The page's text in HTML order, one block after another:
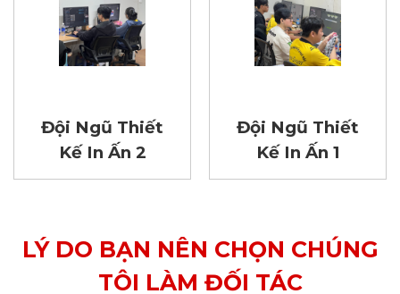
Đội Ngũ Thiết
Kế In Ấn 2
Đội Ngũ Thiết
Kế In Ấn 1
LÝ DO BẠN NÊN CHỌN CHÚNG
TÔI LÀM ĐỐI TÁC